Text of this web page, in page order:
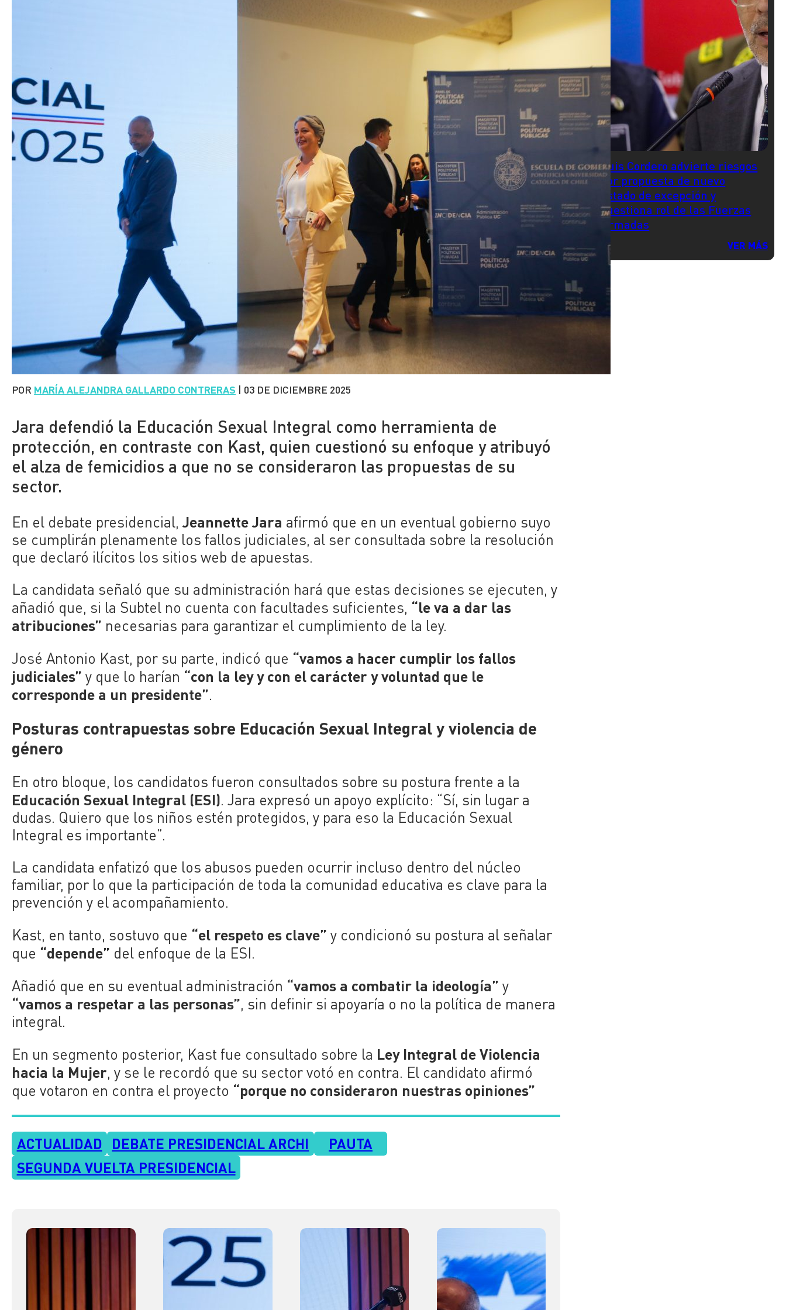
POR MARÍA ALEJANDRA GALLARDO CONTRERAS | 03 DE DICIEMBRE 2025
Jara defendió la Educación Sexual Integral como herramienta de
protección, en contraste con Kast, quien cuestionó su enfoque y atribuyó
el alza de femicidios a que no se consideraron las propuestas de su
sector.
En el debate presidencial,Jeannette Jara afirmó que en un eventual gobierno suyo
se cumplirán plenamente los fallos judiciales, al ser consultada sobre la resolución
que declaró ilícitos los sitios web de apuestas.
La candidata señaló que su administración hará que estas decisiones se ejecuten, y
añadió que, si la Subtel no cuenta con facultades suficientes, “le va a dar las
atribuciones” necesarias para garantizar el cumplimiento de la ley.
José Antonio Kast, por su parte, indicó que “vamos a hacer cumplir los fallos
judiciales” y que lo harían “con la ley y con el carácter y voluntad que le
corresponde a un presidente”.
Posturas contrapuestas sobre Educación Sexual Integral y violencia de
género
En otro bloque, los candidatos fueron consultados sobre su postura frente a la
Educación Sexual Integral (ESI). Jara expresó un apoyo explícito: “Sí, sin lugar a
dudas. Quiero que los niños estén protegidos, y para eso la Educación Sexual
Integral es importante”.
La candidata enfatizó que los abusos pueden ocurrir incluso dentro del núcleo
familiar, por lo que la participación de toda la comunidad educativa es clave para la
prevención y el acompañamiento.
Kast, en tanto, sostuvo que “el respeto es clave” y condicionó su postura al señalar
que “depende” del enfoque de la ESI.
Añadió que en su eventual administración “vamos a combatir la ideología” y
“vamos a respetar a las personas”, sin definir si apoyaría o no la política de manera
integral.
En un segmento posterior, Kast fue consultado sobre la Ley Integral de Violencia
hacia la Mujer, y se le recordó que su sector votó en contra. El candidato afirmó
que votaron en contra el proyecto “porque no consideraron nuestras opiniones”
ACTUALIDAD DEBATE PRESIDENCIAL ARCHI
PAUTA
SEGUNDA VUELTA PRESIDENCIAL
Luis Cordero advierte riesgos
por propuesta de nuevo
estado de excepción y
cuestiona rol de las Fuerzas
Armadas
VER MÁS